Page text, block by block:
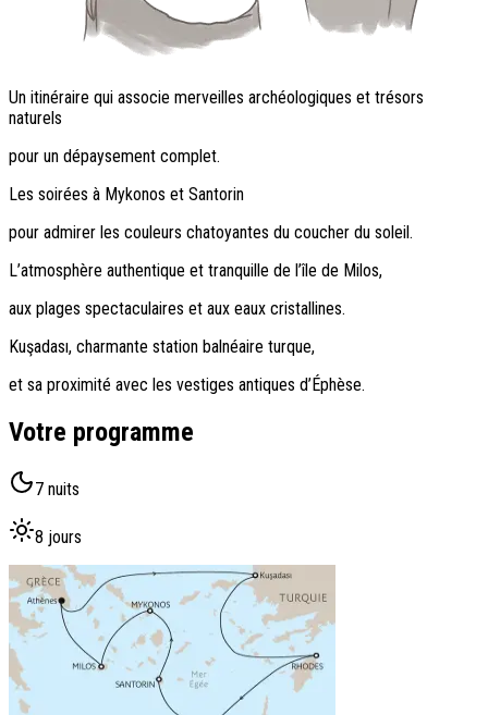
Un itinéraire qui associe merveilles archéologiques et trésors
naturels
pour un dépaysement complet.
Les soirées à Mykonos et Santorin
pour admirer les couleurs chatoyantes du coucher du soleil.
L’atmosphère authentique et tranquille de l’île de Milos,
aux plages spectaculaires et aux eaux cristallines.
Kuşadası, charmante station balnéaire turque,
et sa proximité avec les vestiges antiques d’Éphèse.
Votre programme
7 nuits
8 jours